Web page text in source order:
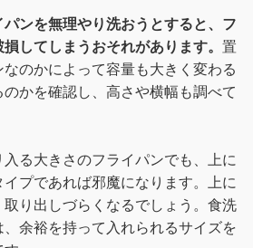
ンを無理やり洗おうとすると、フ
してしまうおそれがあります。 置
のかによって容量も大きく変わる
かを確認し、高さや横幅も調べて
る大きさのフライパンでも、上に
プであれば邪魔になります。上に
り出しづらくなるでしょう。食洗
余裕を持って入れられるサイズを